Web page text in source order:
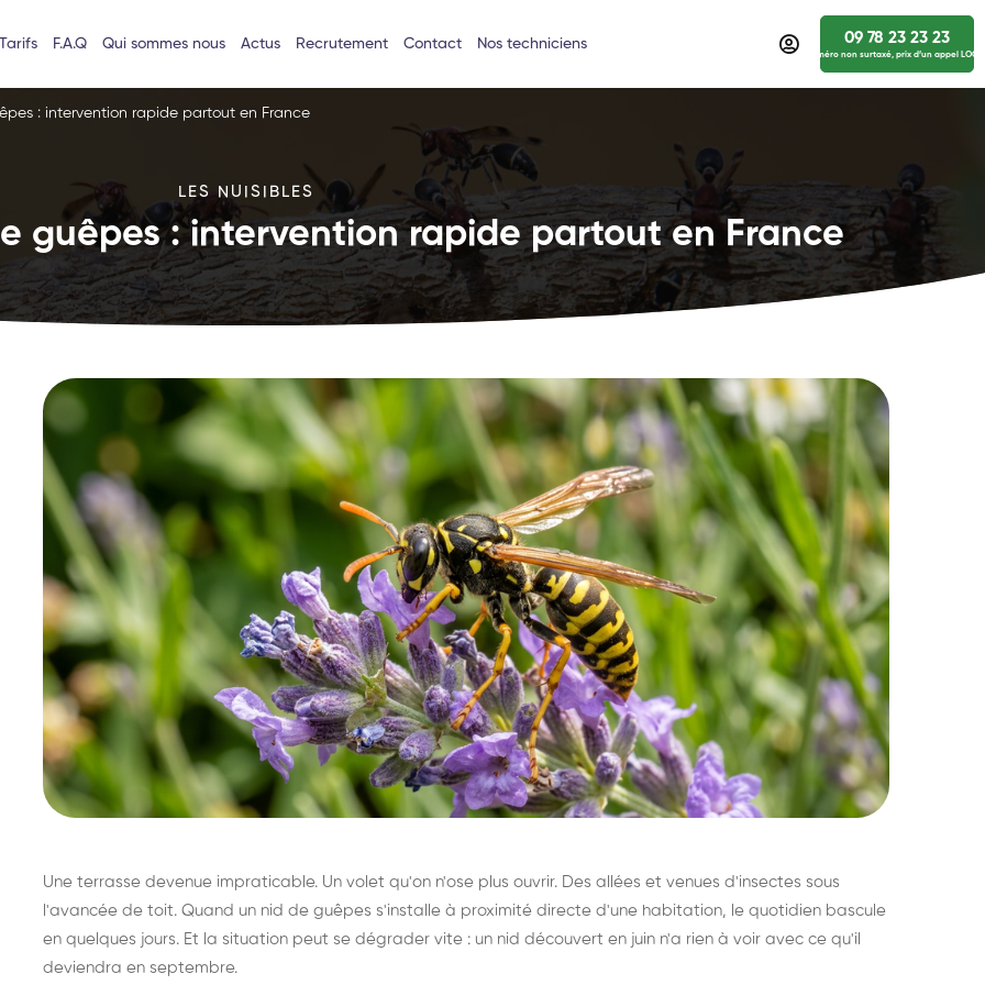
F.A.Q Qui sommes nous Actus Recrutement Contact Nos techniciens 09 78 23 23 23
numéro non surtaxé, prix d’un appel
: intervention rapide partout en France
LES NUISIBLES
guêpes : intervention rapide partout en France
Destruction de nid de
Une terrasse devenue impraticable. Un volet qu'on n'ose plus ouvrir. Des allées et venues d'insectes sous
l'avancée de toit. Quand un nid de guêpes s'installe à proximité directe d'une habitation, le quotidien bascule
en quelques jours. Et la situation peut se dégrader vite : un nid découvert en juin n'a rien à voir avec ce qu'il
deviendra en septembre.